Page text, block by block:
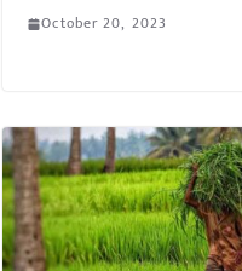
October 20, 2023